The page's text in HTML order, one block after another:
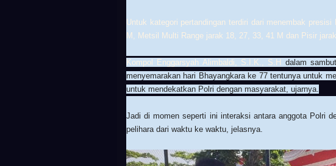
Untuk kategori pertandingan terdiri dari menembak presisi
M, Metsil Multi Range jarak 18, 27, 33, 41 M dan Pisir
Kompol Enggarsyah Alimbaldi, S.I.K., S.H dalam
menyemarakan hari Bhayangkara ke 77 tentunya untuk
untuk mendekatkan Polri dengan masyarakat, ujarnya.
Jadi di momen seperti ini interaksi antara anggota Polri
pelihara dari waktu ke waktu, jelasnya.